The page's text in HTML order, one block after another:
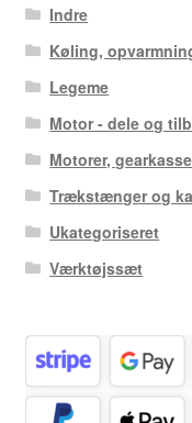
Indre
Køling,
Legeme
Motor - dele og
Motorer,
Trækstænger og
Ukategoriseret
Værktøjssæt